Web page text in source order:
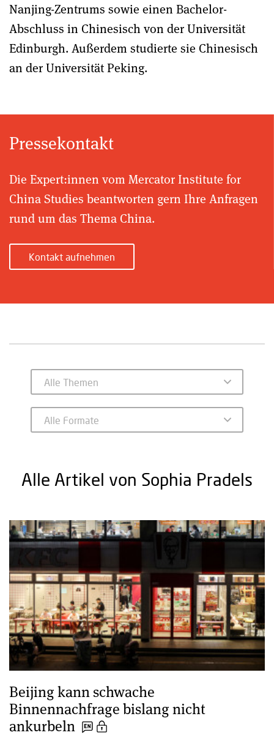
Nanjing-Zentrums sowie einen Bachelor-
Abschluss in Chinesisch von der Universität
Edinburgh. Außerdem studierte sie Chinesisch
an der Universität Peking.
Pressekontakt
Die Expert:innen vom Mercator Institute for
China Studies beantworten gern Ihre Anfragen
rund um das Thema China.
Kontakt aufnehmen
Alle Artikel von Sophia Pradels
Beijing kann schwache
Binnennachfrage bislang nicht
ankurbeln